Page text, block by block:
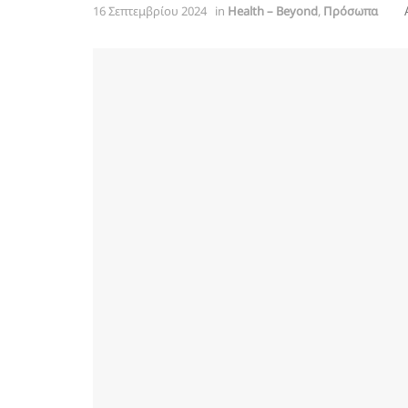
16 Σεπτεμβρίου 2024 in Health – Beyond, Πρόσωπα